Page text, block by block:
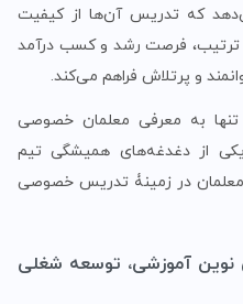
که تدریس آن‌ها از کیفیت
ترتیب، فرصت رشد و کسب درآمد
و پرتلاش فراهم می‌کند.
تنها به معرفی معلمان خصوصی
از دغدغه‌های همیشگی تیم
در زمینۀ تدریس خصوصی
نوین آموزشی، توسعه شغلی